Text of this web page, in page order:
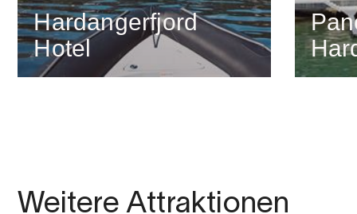
Hardangerfjord
Hotel
Weitere Attraktionen